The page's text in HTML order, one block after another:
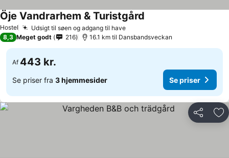
Hostel Udsigt til søen og adgang til have
Öje Vandrarhem & Turistgård
8,3 Meget godt 216 16.1 km til Dansbandsveckan
Af 443 kr.
Se priser fra 3 hjemmesider Se priser
Del